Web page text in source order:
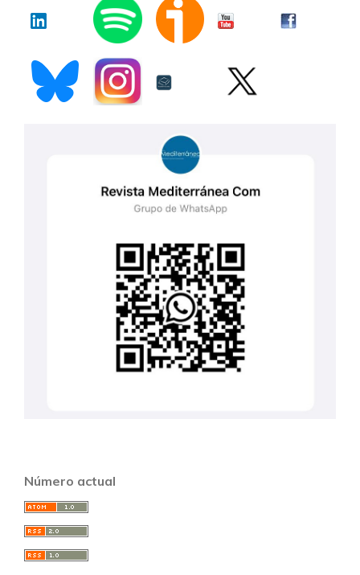
Número actual